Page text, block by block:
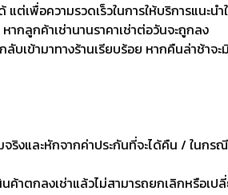
ต่เพื่อความรวดเร็วในการให้บริการแนะ
ากลูกค้าเช่านานราคาเช่าต่อวันจะถูกลง
เข้ามาทางร้านเรียบร้อย หากคืนล่าช้าจะ
งและหักจากค่าประกันที่จะได้คืน / ในก
ค้าตกลงเช่าแล้วไม่สามารถยกเลิกหรือเป